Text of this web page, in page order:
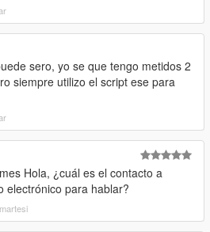
sero, yo se que tengo metidos 2
siempre utilizo el script ese para
Hola, ¿cuál es el contacto a
electrónico para hablar?